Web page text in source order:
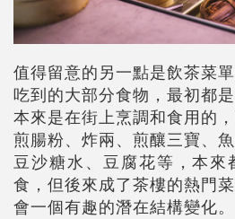
值得留意的另一點是飲茶菜
吃到的大部分食物，最初都
本來是在街上烹調和食用的
煎腸粉、炸兩、煎釀三寶、
豆沙糖水、豆腐花等，本來
食，但後來成了茶樓的熱門
會一個有趣的潛在結構變化。